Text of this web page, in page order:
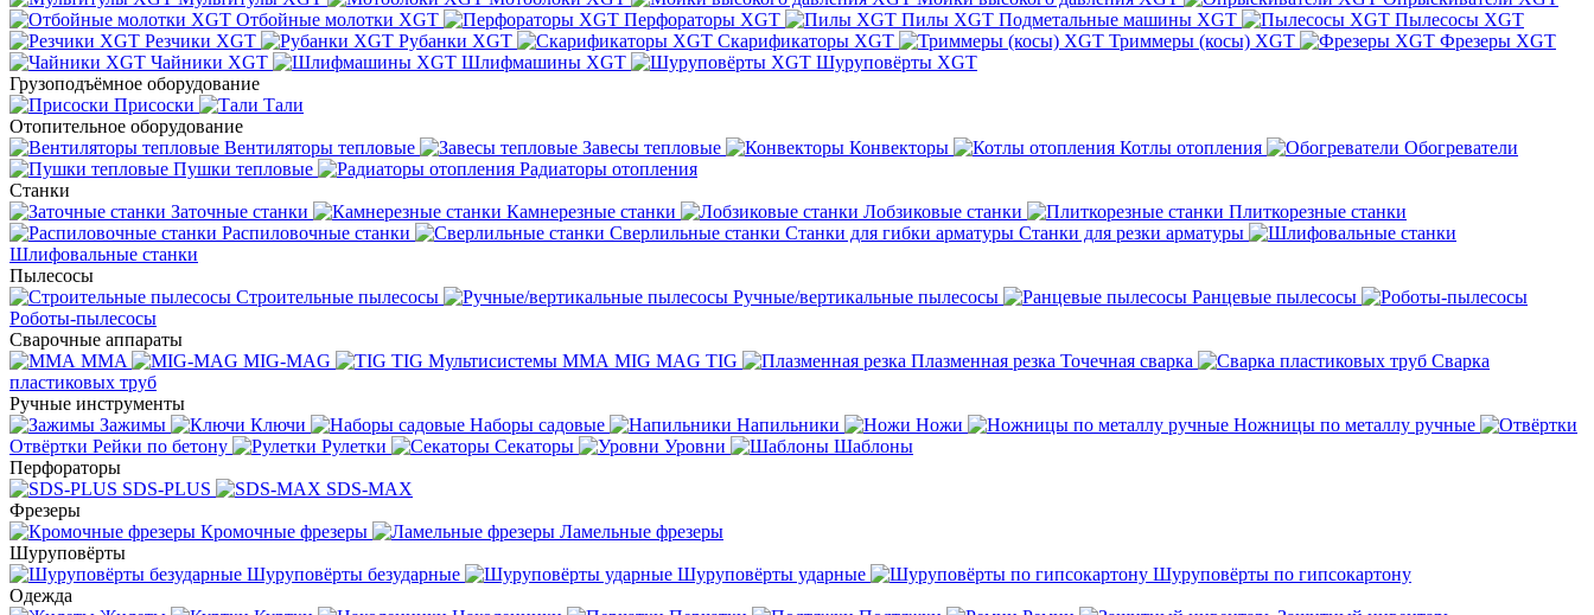
Отбойные молотки XGT
Перфораторы XGT Пилы XGT Подметальные машины XGT
Пылесосы XGT
Резчики XGT
Рубанки XGT Скарификаторы XGT Триммеры (косы) XGT
Фрезеры XGT
Чайники XGT
Шлифмашины XGT
Шуруповёрты XGT
Грузоподъёмное оборудование
Присоски
Тали
Отопительное оборудование
Вентиляторы тепловые
Завесы тепловые Конвекторы Котлы отопления
Обогреватели
Пушки тепловые
Радиаторы отопления
Станки
Заточные станки
Камнерезные станки Лобзиковые станки
Плиткорезные станки
Распиловочные станки
Сверлильные станки Станки для гибки арматуры Станки для резки арматуры
Шлифовальные станки
Пылесосы
Строительные пылесосы
Ручные/вертикальные пылесосы
Ранцевые пылесосы
Роботы-пылесосы
Сварочные аппараты
MMA
MIG-MAG TIG Мультисистемы ММА MIG MAG TIG Плазменная резка Точечная сварка
Cварка
пластиковых труб
Ручные инструменты
Зажимы
Ключи Наборы садовые Напильники Ножи
Ножницы по металлу ручные
Отвёртки Рейки по бетону Рулетки Секаторы Уровни
Шаблоны
Перфораторы
SDS-PLUS
SDS-MAX
Фрезеры
Кромочные фрезеры
Ламельные фрезеры
Шуруповёрты
Шуруповёрты безударные
Шуруповёрты ударные
Шуруповёрты по гипсокартону
Одежда